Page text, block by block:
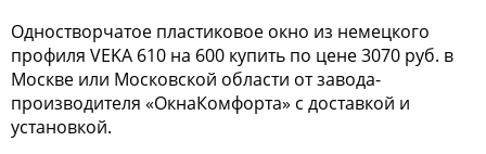
Одностворчатое пластиковое окно из немецкого
профиля VEKA 610 на 600 купить по цене 3070 руб. в
Москве или Московской области от завода-
производителя «ОкнаКомфорта» с доставкой и
установкой.